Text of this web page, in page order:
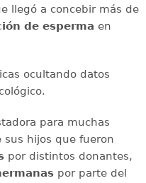
llegó a concebir más de
de esperma en
ocultando datos
para muchas
hijos que fueron
por distintos donantes,
por parte del